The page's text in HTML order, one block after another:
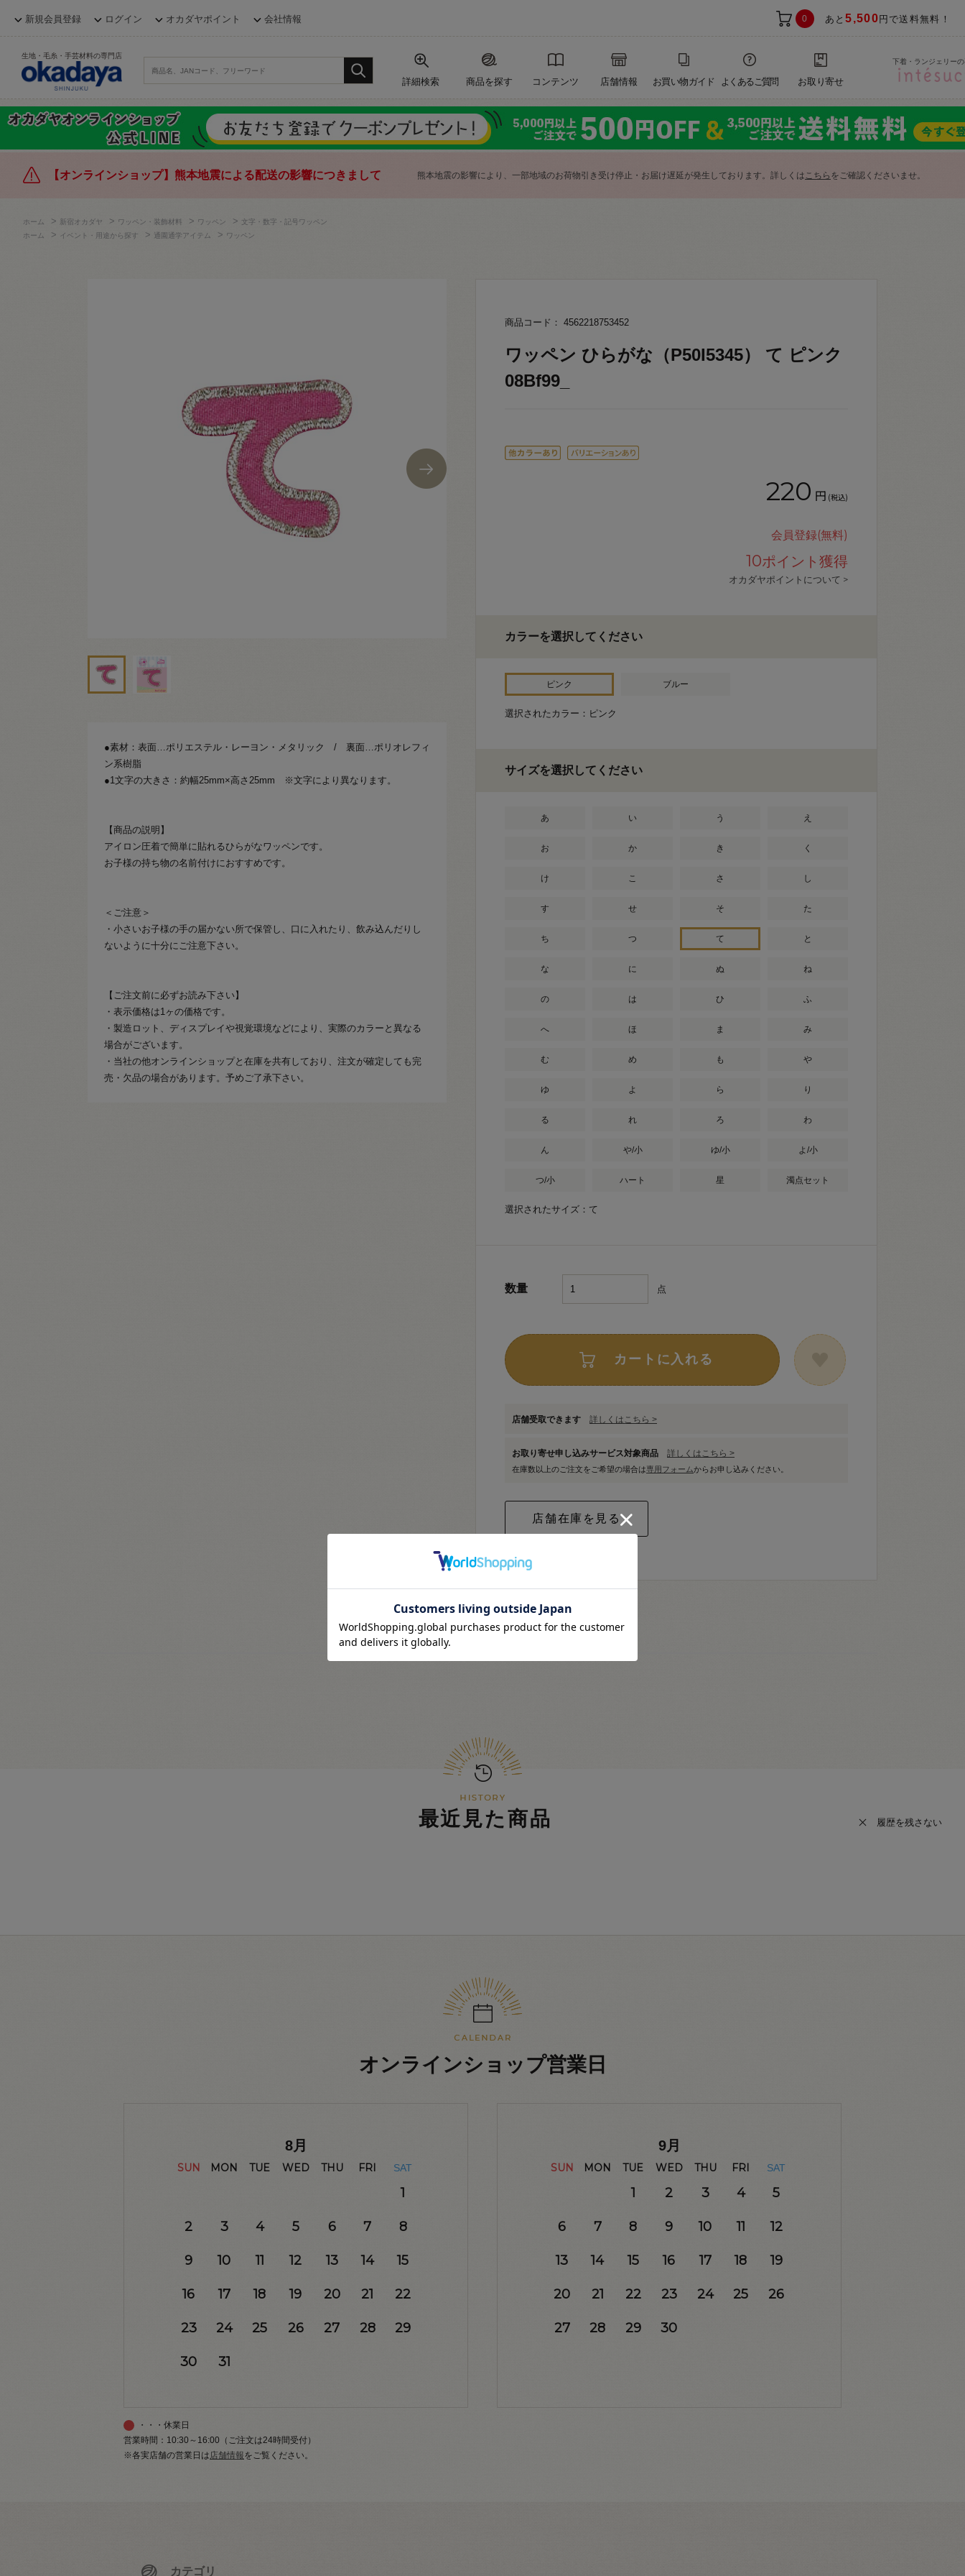
新規会員登録 ログイン オカダヤポイント 会社情報 0 あと5,500 円で送料無料！
生地・毛糸・手芸材料の専門店
詳細検索 商品を探す コンテンツ 店舗情報 お買い物ガイド よくあるご質問 お取り寄せ
下着・ランジェリー
【オンラインショップ】熊本地震による配送の影響につきまして 熊本地震の影響により、一部地域のお荷物引き受け停止・お届け遅延が発生しております。詳しくはこちら をご確認くださいませ。
ホーム > 新宿オカダヤ > ワッペン・装飾材料 > ワッペン > 文字・数字・記号ワッペン
ホーム
> イベント・用途から探す > 通園通学アイテム > ワッペン
●素材：表面…ポリエステル・レーヨン・メタリック / 裏面…ポリオレフィ
ン系樹脂
●1文字の大きさ：約幅25mm×高さ25mm ※文字により異なります。
【商品の説明】
アイロン圧着で簡単に貼れるひらがなワッペンです。
お子様の持ち物の名前付けにおすすめです。
＜ご注意＞
・小さいお子様の手の届かない所で保管し、口に入れたり、飲み込んだりし
ないように十分にご注意下さい。
【ご注文前に必ずお読み下さい】
・表示価格は1ヶの価格です。
・製造ロット、ディスプレイや視覚環境などにより、実際のカラーと異なる
場合がございます。
・当社の他オンラインショップと在庫を共有しており、注文が確定しても完
売・欠品の場合があります。予めご了承下さい。
商品コード： 4562218753452
ワッペン ひらがな（P50I5345） て ピンク
08Bf99_
220 円 (税込)
会員登録(無料)
10ポイント獲得
オカダヤポイントについて >
カラーを選択してください
ピンク ブルー
選択されたカラー：ピンク
サイズを選択してください
あ い う え
お か き く
け こ さ し
す せ そ た
ち つ て と
な に ぬ ね
の は ひ ふ
へ ほ ま み
む め も や
ゆ よ ら り
る れ ろ わ
ん や/小 ゆ/小 よ/小
つ/小 ハート 星 濁点セット
選択されたサイズ：て
数量 点
カートに入れる
店舗受取できます 詳しくはこちら >
お取り寄せ申し込みサービス対象商品 詳しくはこちら >
在庫数以上のご注文をご希望の場合は専用フォームからお申し込みください。
最近見た商品 履歴を残さない
オンラインショップ営業日
8月
SUN MON TUE WED THU FRI SAT
1
2 3 4 5 6 7 8
9 10 11 12 13 14 15
16 17 18 19 20 21 22
23 24 25 26 27 28 29
30 31
9月
SUN MON TUE WED THU FRI SAT
1 2 3 4 5
6 7 8 9 10 11 12
13 14 15 16 17 18 19
20 21 22 23 24 25 26
27 28 29 30
・・・休業日
営業時間：10:30～16:00（ご注文は24時間受付）
※各実店舗の営業日は店舗情報をご覧ください。
カテゴリ